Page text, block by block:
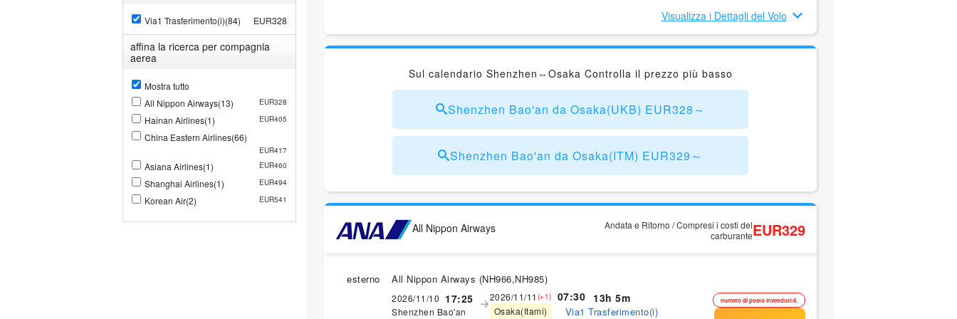
Via1 Trasferimento(i)(84) EUR328
affina la ricerca per compagnia
aerea
Mostra tutto
All Nippon Airways(13)
EUR328
Hainan Airlines(1) EUR405
China Eastern Airlines(66)
EUR417
Asiana Airlines(1) EUR460
Shanghai Airlines(1) EUR494
Korean Air(2) EUR541
Visualizza i Dettagli del Volo
Sul calendario Shenzhen⇔Osaka Controlla il prezzo più basso
Shenzhen Bao'an da Osaka(UKB) EUR328～
Shenzhen Bao'an da Osaka(ITM) EUR329～
All Nippon Airways
Andata e Ritorno / Compresi i costi del
carburanteEUR329
esterno All Nippon Airways (NH966,NH985)
2026/11/10 17:25
Shenzhen Bao'an
2026/11/11 (+1) 07:30
Osaka(Itami)
13h 5m
Via1 Trasferimento(i)
numero di posto invenduti:6.